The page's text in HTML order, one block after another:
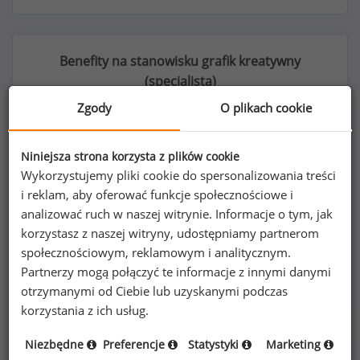
Benefity na stanowisku grafik kreatywny
(specjalista)
34%
karnety na siłownie i do klubów fitness
Zgody O plikach cookie
Niniejsza strona korzysta z plików cookie
Wykorzystujemy pliki cookie do spersonalizowania treści
i reklam, aby oferować funkcje społecznościowe i
analizować ruch w naszej witrynie. Informacje o tym, jak
korzystasz z naszej witryny, udostępniamy partnerom
społecznościowym, reklamowym i analitycznym.
Partnerzy mogą połączyć te informacje z innymi danymi
otrzymanymi od Ciebie lub uzyskanymi podczas
korzystania z ich usług.
Niezbędne Preferencje Statystyki Marketing